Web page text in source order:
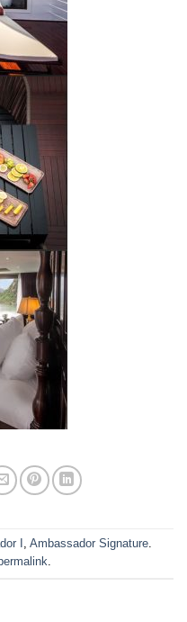
I , Ambassador Signature.
.